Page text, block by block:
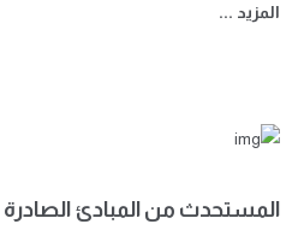
المزيد ...
المستحدث من المبادئ الصادرة